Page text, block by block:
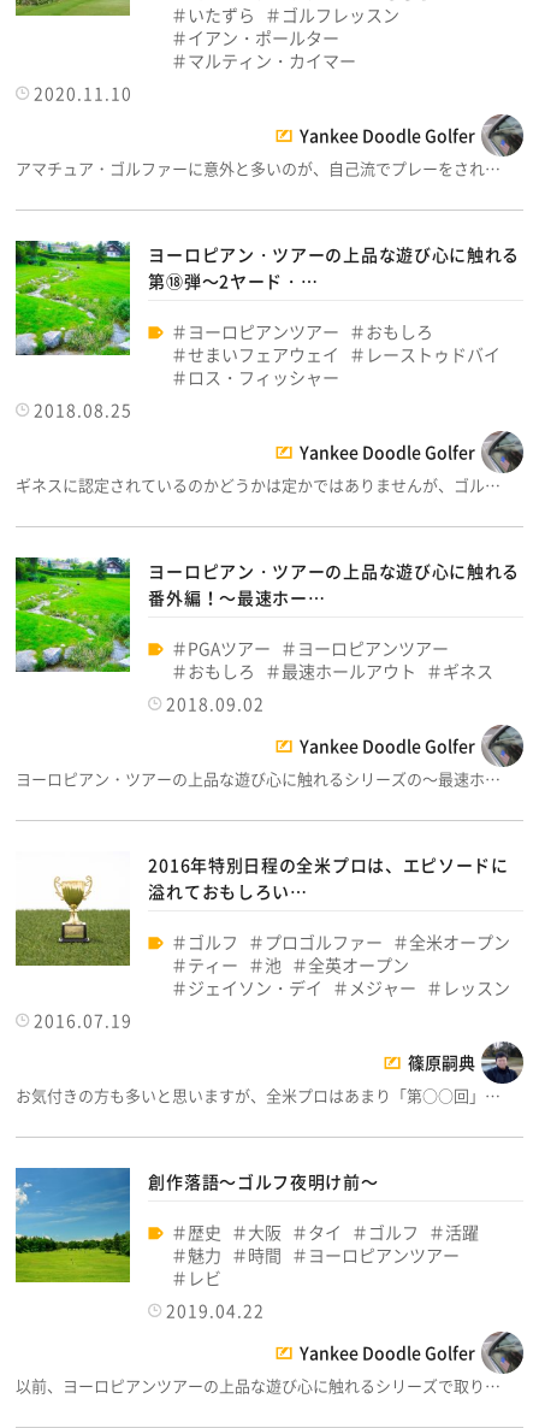
いたずら
ゴルフレッスン
イアン・ポールター
マルティン・カイマー
2020.11.10
Yankee Doodle Golfer
アマチュア・ゴルファーに意外と多いのが、自己流でプレーをされ…
ヨーロピアン・ツアーの上品な遊び心に触れる
第⑱弾～2ヤード・…
ヨーロピアンツアー
おもしろ
せまいフェアウェイ
レーストゥドバイ
ロス・フィッシャー
2018.08.25
Yankee Doodle Golfer
ギネスに認定されているのかどうかは定かではありませんが、ゴル…
ヨーロピアン・ツアーの上品な遊び心に触れる
番外編！～最速ホー…
PGAツアー
ヨーロピアンツアー
おもしろ
最速ホールアウト
ギネス
2018.09.02
Yankee Doodle Golfer
ヨーロピアン・ツアーの上品な遊び心に触れるシリーズの～最速ホ…
2016年特別日程の全米プロは、エピソードに
溢れておもしろい…
ゴルフ プロゴルファー
全米オープン
ティー
池
全英オープン
ジェイソン・デイ
メジャー
レッスン
2016.07.19
篠原嗣典
お気付きの方も多いと思いますが、全米プロはあまり「第○○回」…
創作落語～ゴルフ夜明け前～
歴史 大阪 タイ ゴルフ
活躍
魅力
時間
ヨーロピアンツアー
レビ
2019.04.22
Yankee Doodle Golfer
以前、ヨーロピアンツアーの上品な遊び心に触れるシリーズで取り…